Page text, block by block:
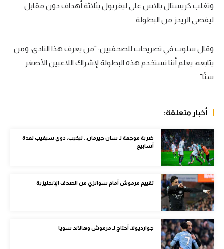
سعودي في الجول
الدوري الإسباني
دوري أبطال أوروبا
أمم إفريقيا
كرة السلة الأمريكية
كرة سلة
كرة يد
كرة طائرة
الوطن العربي
وتغلب كريستال بالاس على ليفربول بثلاثة أهداف دون مقابل
ليقصي الريدز من البطولة.
وقال سلوت في تصريحات للصحفيين: "من يعرف هذا النادي، ومن
يتابعه، يعلم أننا نستخدم هذه البطولة لإشراك اللاعبين الأصغر
سنًا".
أخبار متعلقة:
ضربة موجعة لـ سان جيرمان.. ليكيب: دوي سيغيب لعدة
أسابيع
تقييم مرموش أمام سوانزي من الصحف الإنجليزية
جوارديولا: أحتاج لـ مرموش وهالاند سويا